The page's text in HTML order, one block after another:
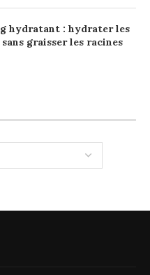
hydratant : hydrater les
graisser les racines